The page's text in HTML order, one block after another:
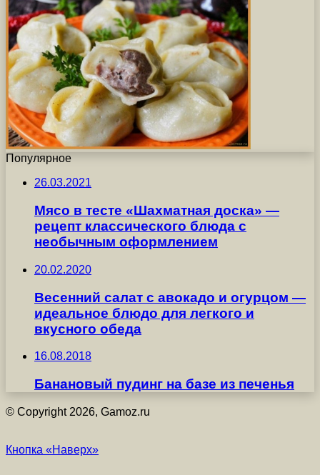
Популярное
26.03.2021
Мясо в тесте «Шахматная доска» —
рецепт классического блюда с
необычным оформлением
20.02.2020
Весенний салат с авокадо и огурцом —
идеальное блюдо для легкого и
вкусного обеда
16.08.2018
Банановый пудинг на базе из печенья
© Copyright 2026, Gamoz.ru
Кнопка «Наверх»